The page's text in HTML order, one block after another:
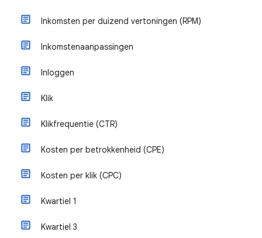
Inkomsten per duizend vertoningen (RPM)
Inkomstenaanpassingen
Inloggen
Klik
Klikfrequentie (CTR)
Kosten per betrokkenheid (CPE)
Kosten per klik (CPC)
Kwartiel 1
Kwartiel 3